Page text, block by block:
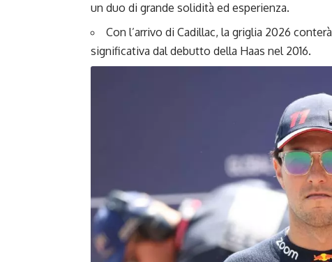
un duo di grande solidità ed esperienza.
Con l’arrivo di Cadillac, la griglia 2026 conterà
significativa dal debutto della Haas nel 2016.